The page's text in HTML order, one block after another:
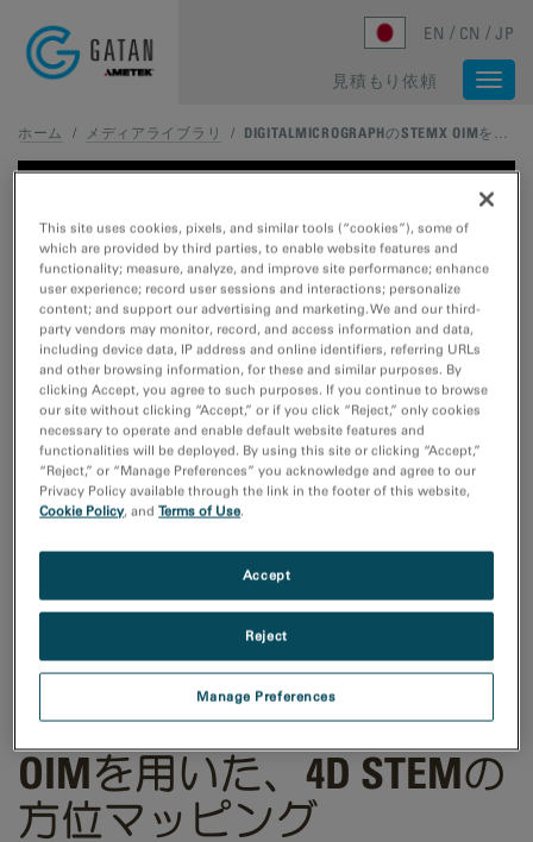
EN CN JP
見積もり依頼
ホーム / メディアライブラリ / DIGITALMICROGRAPHのSTEMX OIMを用いた、4D STEMの方位マッピング
DigitalMicrographのSTEMx
OIMを用いた、4D STEMの
方位マッピング
This site uses cookies, pixels, and similar tools (“cookies”), some of
which are provided by third parties, to enable website features and
functionality; measure, analyze, and improve site performance; enhance
user experience; record user sessions and interactions; personalize
content; and support our advertising and marketing. We and our third-
party vendors may monitor, record, and access information and data,
including device data, IP address and online identifiers, referring URLs
and other browsing information, for these and similar purposes. By
clicking Accept, you agree to such purposes. If you continue to browse
our site without clicking “Accept,” or if you click “Reject,” only cookies
necessary to operate and enable default website features and
functionalities will be deployed. By using this site or clicking “Accept,”
“Reject,” or “Manage Preferences” you acknowledge and agree to our
Privacy Policy available through the link in the footer of this website,
Cookie Policy, andTerms of Use.
Manage Preferences
Reject
Accept